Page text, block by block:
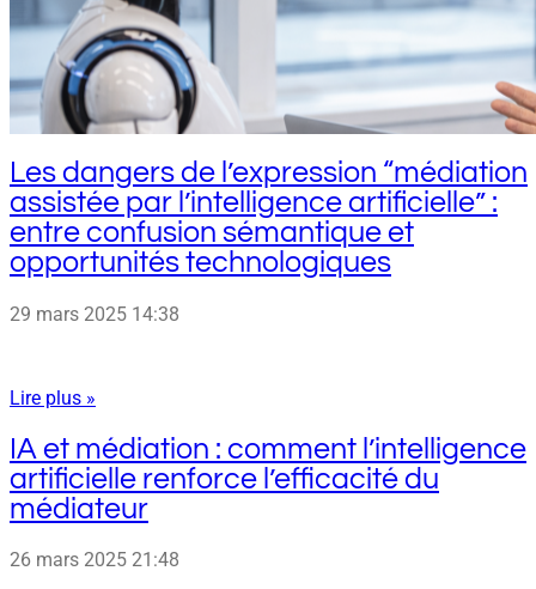
Les dangers de l’expression “médiation
assistée par l’intelligence artificielle” :
entre confusion sémantique et
opportunités technologiques
29 mars 2025 14:38
Lire plus »
IA et médiation : comment l’intelligence
artificielle renforce l’efficacité du
médiateur
26 mars 2025 21:48